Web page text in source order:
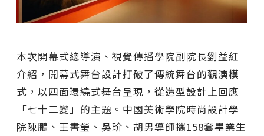
本次開幕式總導演、視覺傳播學院副院長劉益紅
介紹，開幕式舞台設計打破了傳統舞台的觀演模
式，以四面環繞式舞台呈現，從造型設計上回應
「七十二變」的主題。中國美術學院時尚設計學
院陳鵬、王書瑩、吳玠、胡男導師攜158套畢業生